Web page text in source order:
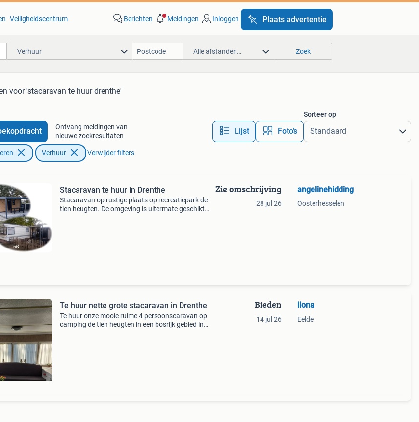
Veiligheidscentrum Berichten Meldingen Inloggen Plaats advertentie
Verhuur Alle afstanden… Zoek
voor 'stacaravan te huur drenthe'
Ontvang meldingen van
nieuwe zoekresultaten
Lijst Foto’s
Sorteer op
Verhuur Verwijder filters
Stacaravan te huur in Drenthe
Stacaravan op rustige plaats op recreatiepark de
tien heugten. De omgeving is uitermate geschikt
Zie omschrijving
28 jul 26
angelinehidding
Oosterhesselen
Te huur nette grote stacaravan in Drenthe
Te huur onze mooie ruime 4 persoonscaravan op
camping de tien heugten in een bosrijk gebied in
Bieden
14 jul 26
ilona
Eelde